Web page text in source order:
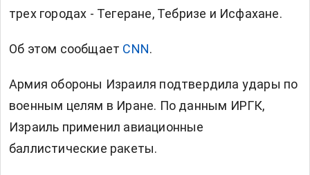
трех городах - Тегеране, Тебризе и Исфахане.
Об этом сообщает CNN.
Армия обороны Израиля подтвердила удары по
военным целям в Иране. По данным ИРГК,
Израиль применил авиационные
баллистические ракеты.